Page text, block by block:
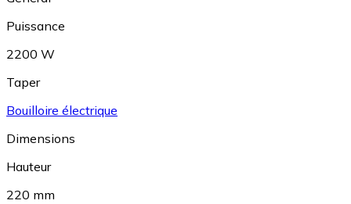
Puissance
2200 W
Taper
Bouilloire électrique
Dimensions
Hauteur
220 mm